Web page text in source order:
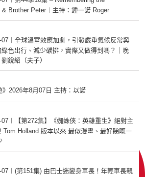
Brother Peter︱主持：鍾一諾 Roger
07｜全球溫室效應加劇，引發嚴重氣候反常與
色出行、減少碳排，實際又做得到嗎？｜晚
銳紹（夫子）
》2026年8月07日 主持：以諾
07︱【第272集】《蜘蛛俠：英雄重生》絕對主
Tom Holland 版本以來 最似漫畫、最好睇嘅一
07︱(第151集) 由巴士迷變身車長！年輕車長親